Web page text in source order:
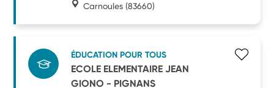
Carnoules (83660)
ÉDUCATION POUR TOUS
ECOLE ELEMENTAIRE JEAN
GIONO - PIGNANS